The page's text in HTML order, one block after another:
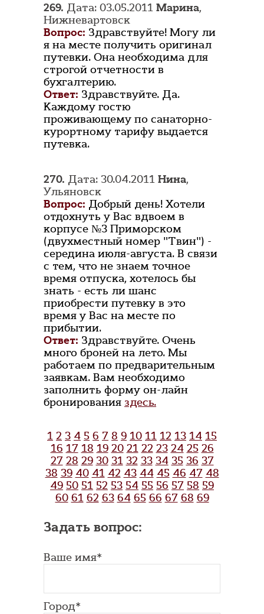
269. Дата: 03.05.2011 Марина,
Нижневартовск
Вопрос: Здравствуйте! Могу ли
я на месте получить оригинал
путевки. Она необходима для
строгой отчетности в
бухгалтерию.
Ответ: Здравствуйте. Да.
Каждому гостю
проживающему по санаторно-
курортному тарифу выдается
путевка.
270. Дата: 30.04.2011 Нина,
Ульяновск
Вопрос: Добрый день! Хотели
отдохнуть у Вас вдвоем в
корпусе №3 Приморском
(двухместный номер "Твин") -
середина июля-августа. В связи
с тем, что не знаем точное
время отпуска, хотелось бы
знать - есть ли шанс
приобрести путевку в это
время у Вас на месте по
прибытии.
Ответ: Здравствуйте. Очень
много броней на лето. Мы
работаем по предварительным
заявкам. Вам необходимо
заполнить форму он-лайн
бронирования здесь.
1 2 3 4 5 6 7 8 9 10 11 12 13 14 15
16 17 18 19 20 21 22 23 24 25 26
27 28 29 30 31 32 33 34 35 36 37
38 39 40 41 42 43 44 45 46 47 48
49 50 51 52 53 54 55 56 57 58 59
60 61 62 63 64 65 66 67 68 69
Задать вопрос:
Ваше имя*
Город*